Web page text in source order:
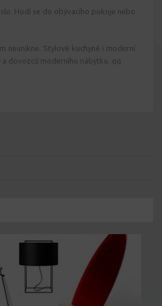
Hodí se do obývacího pokoje nebo
neunikne. Stylové kuchyně i moderní
dovozců moderního nábytku. qq